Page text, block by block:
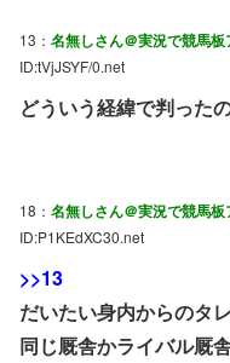
13： 名無しさん＠実況で競馬板
ID:tVjJSYF/0.net
どういう経緯で判った
18： 名無しさん＠実況で競馬板
ID:P1KEdXC30.net
>>13
だいたい身内からのタ
同じ厩舎かライバル厩